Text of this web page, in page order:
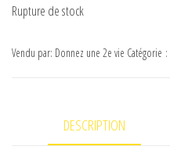
était : est :
Rupture de stock
Vendu par: Donnez une 2e vie Catégorie :
DESCRIPTION